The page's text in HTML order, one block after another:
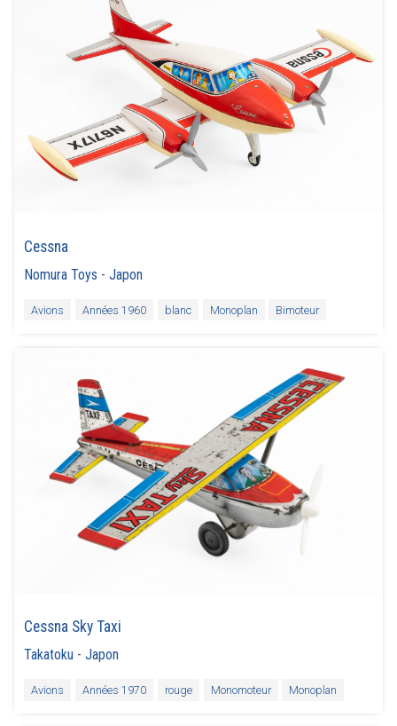
Cessna
Nomura Toys -Japon
Avions Années 1960 blanc Monoplan Bimoteur
Cessna Sky Taxi
Takatoku -Japon
Avions Années 1970 rouge Monomoteur Monoplan